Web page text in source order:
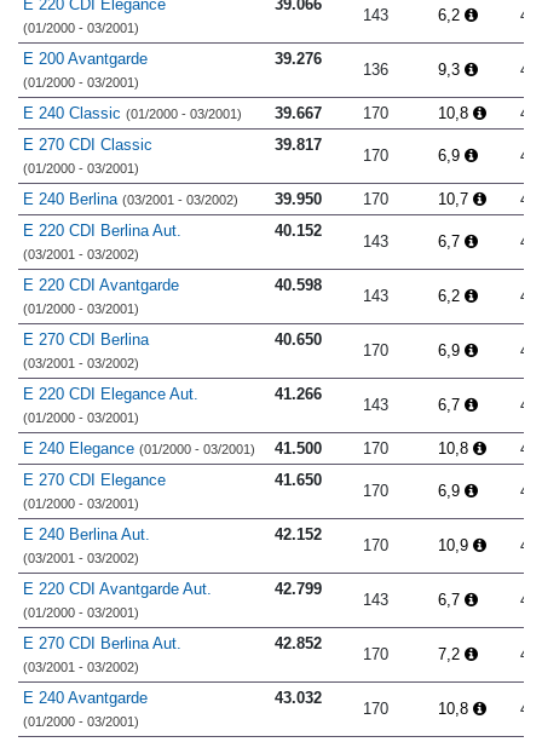
E 220 CDI Elegance
(01/2000 - 03/2001)
39.066
143 6,2
E 200 Avantgarde
(01/2000 - 03/2001)
39.276
136 9,3
E 240 Classic (01/2000 - 03/2001) 39.667 170 10,8
E 270 CDI Classic
(01/2000 - 03/2001)
39.817
170 6,9
E 240 Berlina (03/2001 - 03/2002) 39.950 170 10,7
E 220 CDI Berlina Aut.
(03/2001 - 03/2002)
40.152
143 6,7
E 220 CDI Avantgarde
(01/2000 - 03/2001)
40.598
143 6,2
E 270 CDI Berlina
(03/2001 - 03/2002)
40.650
170 6,9
E 220 CDI Elegance Aut.
(01/2000 - 03/2001)
41.266
143 6,7
E 240 Elegance (01/2000 - 03/2001) 41.500 170 10,8
E 270 CDI Elegance
(01/2000 - 03/2001)
41.650
170 6,9
E 240 Berlina Aut.
(03/2001 - 03/2002)
42.152
170 10,9
E 220 CDI Avantgarde Aut.
(01/2000 - 03/2001)
42.799
143 6,7
E 270 CDI Berlina Aut.
(03/2001 - 03/2002)
42.852
170 7,2
E 240 Avantgarde
(01/2000 - 03/2001)
43.032
170 10,8